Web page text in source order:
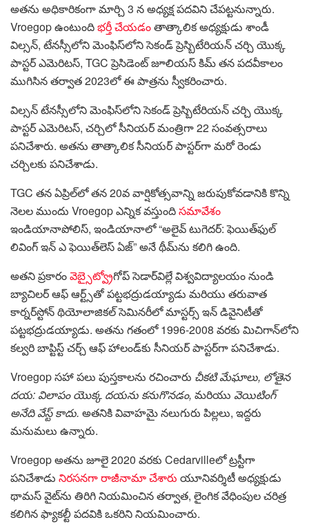
అతను అధికారికంగా మార్చి 3 న అధ్యక్ష పదవిని చేపట్టనున్నారు.
Vroegop ఉంటుందిభర్తీ చేయడంతాత్కాలిక అధ్యక్షుడు శాండీ
విల్సన్, టేనస్సీలోని మెంఫిస్‌లోని సెకండ్ ప్రెస్బిటేరియన్ చర్చి యొక్క
పాస్టర్ ఎమెరిటస్, TGC ప్రెసిడెంట్ జూలియస్ కిమ్ తన పదవీకాలం
ముగిసిన తర్వాత 2023లో ఈ పాత్రను స్వీకరించారు.
విల్సన్ టేనస్సీలోని మెంఫిస్‌లోని సెకండ్ ప్రెస్బిటేరియన్ చర్చి యొక్క
పాస్టర్ ఎమెరిటస్, చర్చిలో సీనియర్ మంత్రిగా 22 సంవత్సరాలు
పనిచేశారు. అతను తాత్కాలిక సీనియర్ పాస్టర్‌గా మరో రెండు
చర్చిలకు పనిచేశాడు.
TGC తన ఏప్రిల్‌లో తన 20వ వార్షికోత్సవాన్ని జరుపుకోవడానికి కొన్ని
నెలల ముందు Vroegop ఎన్నిక వస్తుందిసమావేశం
ఇండియానాపోలిస్, ఇండియానాలో “అలైవ్ టుగెదర్: ఫెయిత్‌ఫుల్
లివింగ్ ఇన్ ఎ ఫెయిత్‌లెస్ ఏజ్” అనే థీమ్‌ను కలిగి ఉంది.
అతని ప్రకారంవెబ్సైట్వ్రోగోప్ సెడార్‌విల్లే విశ్వవిద్యాలయం నుండి
బ్యాచిలర్ ఆఫ్ ఆర్ట్స్‌తో పట్టభద్రుడయ్యాడు మరియు తరువాత
కార్నర్‌స్టోన్ థియోలాజికల్ సెమినరీలో మాస్టర్స్ ఇన్ డివైనిటీతో
పట్టభద్రుడయ్యాడు. అతను గతంలో 1996-2008 వరకు మిచిగాన్‌లోని
కల్వరి బాప్టిస్ట్ చర్చ్ ఆఫ్ హాలండ్‌కు సీనియర్ పాస్టర్‌గా పనిచేశాడు.
Vroegop సహా పలు పుస్తకాలను రచించారు చీకటి మేఘాలు, లోతైన
దయ: విలాపం యొక్క దయను కనుగొనడం, మరియు వెయిటింగ్
అనేది వేస్ట్ కాదు. అతనికి వివాహమై నలుగురు పిల్లలు, ఇద్దరు
మనుమలు ఉన్నారు.
Vroegop అతను జూలై 2020 వరకు Cedarvilleలో ట్రస్టీగా
పనిచేశాడు నిరసనగా రాజీనామా చేశారు యూనివర్శిటీ అధ్యక్షుడు
థామస్ వైట్‌ను తిరిగి నియమించిన తర్వాత, లైంగిక వేధింపుల చరిత్ర
కలిగిన ఫ్యాకల్టీ పదవికి ఒకరిని నియమించారు.